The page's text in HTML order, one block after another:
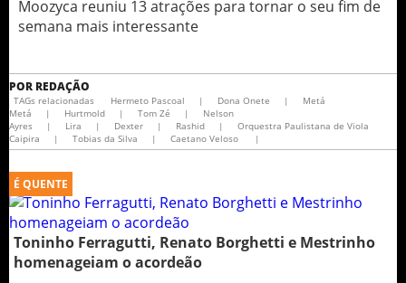
Moozyca reuniu 13 atrações para tornar o seu fim de
semana mais interessante
POR REDAÇÃO
TAGs relacionadas Hermeto Pascoal | Dona Onete |
Metá
Metá
| Hurtmold | Tom Zé |
Nelson
Ayres
| Lira | Dexter | Rashid |
Orquestra Paulistana de Viola
Caipira
| Tobias da Silva | Caetano Veloso |
É QUENTE
Toninho Ferragutti, Renato Borghetti e Mestrinho
homenageiam o acordeão